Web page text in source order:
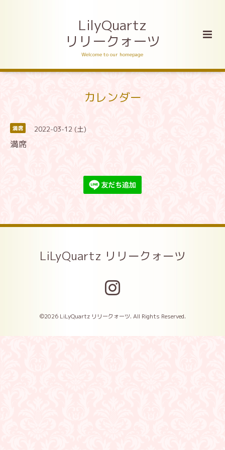
LilyQuartz
リリークォーツ
Welcome to our homepage
カレンダー
満席 2022-03-12 (土)
満席
LiLyQuartz リリークォーツ
©2026 LiLyQuartz リリークォーツ. All Rights Reserved.